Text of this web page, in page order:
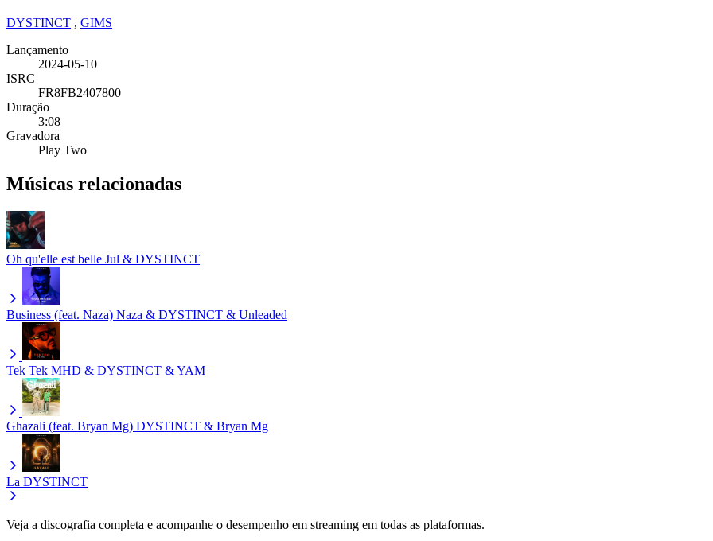
DYSTINCT , GIMS
Lançamento
2024-05-10
ISRC
FR8FB2407800
Duração
3:08
Gravadora
Play Two
Músicas relacionadas
Oh qu'elle est belle Jul & DYSTINCT
Business (feat. Naza) Naza & DYSTINCT & Unleaded
Tek Tek MHD & DYSTINCT & YAM
Ghazali (feat. Bryan Mg) DYSTINCT & Bryan Mg
La DYSTINCT
Veja a discografia completa e acompanhe o desempenho em streaming em todas as plataformas.